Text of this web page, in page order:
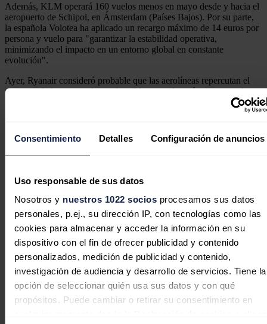
Consentimiento Detalles Configuración de anuncios
Uso responsable de sus datos
Nosotros y nuestros 1022 sociosprocesamos sus datos
personales, p.ej., su dirección IP, con tecnologías como las
cookies para almacenar y acceder la información en su
dispositivo con el fin de ofrecer publicidad y contenido
personalizados, medición de publicidad y contenido,
investigación de audiencia y desarrollo de servicios. Tiene la
opción de seleccionar quién usa sus datos y con qué
propósitos. Puede cambiar o retirar su consentimiento en
Además, KLM operará 160 vuelos menos en mayo desde y hacia el
aeropuerto de Schipol, en Ámsterdam (Países Bajos). Por su parte,
la española Volotea ha aplicado un recargo máximo de 14 euros por
persona y vuelo para "garantizar la estabilidad operativa,
minimizando el impacto en un entorno global en constante
evolución".
Ayer, Ryanair consideró probable que las aerolíneas repercutan el
aumento de los costes de combustible en tarifas más caras para la
EEUU exportó en mayo combustible
por 24 millones de dólares al sector
privado cubano
Redacción
Bruselas autoriza prorrogar las